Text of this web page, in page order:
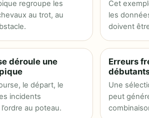
regroupe les
au trot, au
Cet
les
doivent
déroule une
le départ, le
incidents
au poteau.
Erreurs
Une
peut